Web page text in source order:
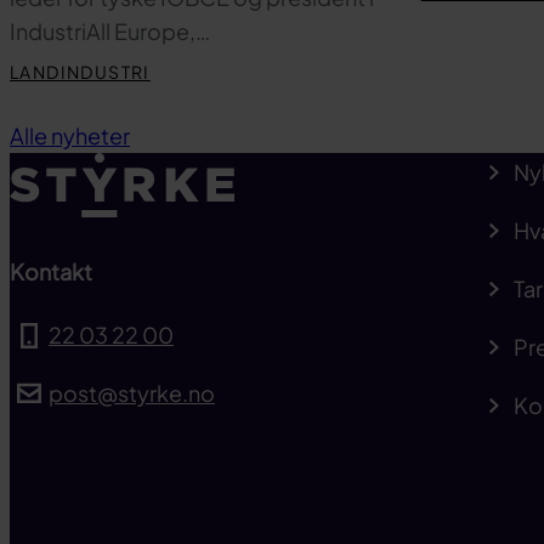
IndustriAll Europe,…
LANDINDUSTRI
Alle nyheter
Kontakt
22 03 22 00
post@styrke.no